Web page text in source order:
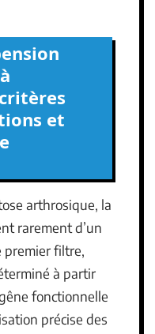
et
arthrosique, la
rarement d’un
premier filtre,
à partir
fonctionnelle
précise des